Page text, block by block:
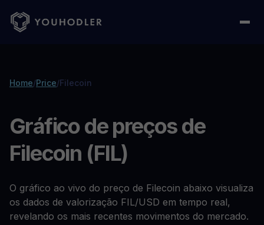
Home/Price/Filecoin
Gráfico de preços de
Filecoin (FIL)
O gráfico ao vivo do preço de Filecoin abaixo visualiza
os dados de valorização FIL/USD em tempo real,
revelando os mais recentes movimentos do mercado.